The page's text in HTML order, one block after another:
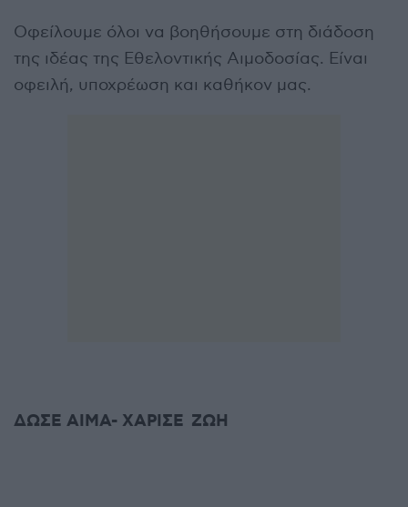
Οφείλουμε όλοι να βοηθήσουμε στη διάδοση
της ιδέας της Εθελοντικής Αιμοδοσίας. Είναι
οφειλή, υποχρέωση και καθήκον μας.
ΔΩΣΕ ΑΙΜΑ- ΧΑΡΙΣΕ ΖΩΗ